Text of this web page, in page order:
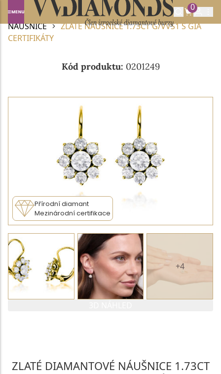
0
Domů DIAMANTOVÉ ŠPERKY
DIAMANTOVÉ
NÁUŠNICE
ZLATÉ NÁUŠNICE 1.73CT G/VVS1 S GIA
CERTIFIKÁTY
Kód produktu: 0201249
Přírodní diamant
Mezinárodní certifikace
+4
ZLATÉ DIAMANTOVÉ NÁUŠNICE 1.73CT